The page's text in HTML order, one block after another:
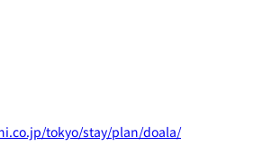
tokyo/stay/plan/doala/